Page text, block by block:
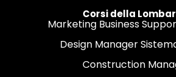
Corsi della
Marketing Business
Design Manager
Construction